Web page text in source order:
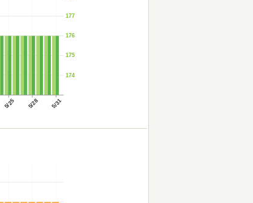
5/25 5/28 5/31
174
175
176
177